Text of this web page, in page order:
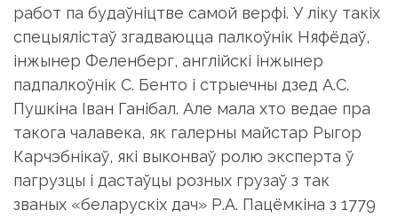
работ па будаўніцтве самой верфі. У ліку такіх
спецыялістаў згадваюцца палкоўнік Няфёдаў,
інжынер Феленберг, англійскі інжынер
падпалкоўнік С. Бенто і стрыечны дзед А.С.
Пушкіна Іван Ганібал. Але мала хто ведае пра
такога чалавека, як галерны майстар Рыгор
Карчэбнікаў, які выконваў ролю эксперта ў
пагрузцы і дастаўцы розных грузаў з так
званых «беларускіх дач» Р.А. Пацёмкіна з 1779